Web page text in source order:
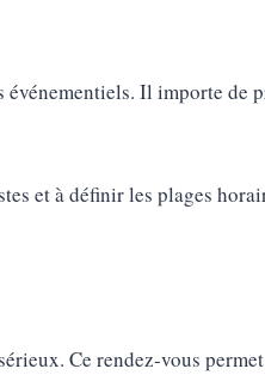
Il importe de
et à définir les plages
Ce rendez‑vous